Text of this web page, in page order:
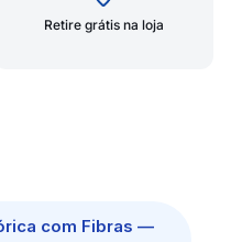
Retire grátis na loja
com Fibras —